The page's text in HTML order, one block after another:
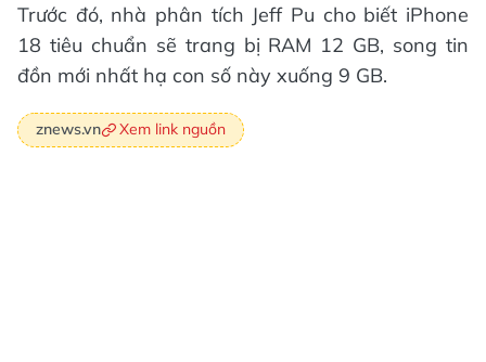
Trước đó, nhà phân tích Jeff Pu cho biết iPhone
18 tiêu chuẩn sẽ trang bị RAM 12 GB, song tin
đồn mới nhất hạ con số này xuống 9 GB.
znews.vn Xem link nguồn